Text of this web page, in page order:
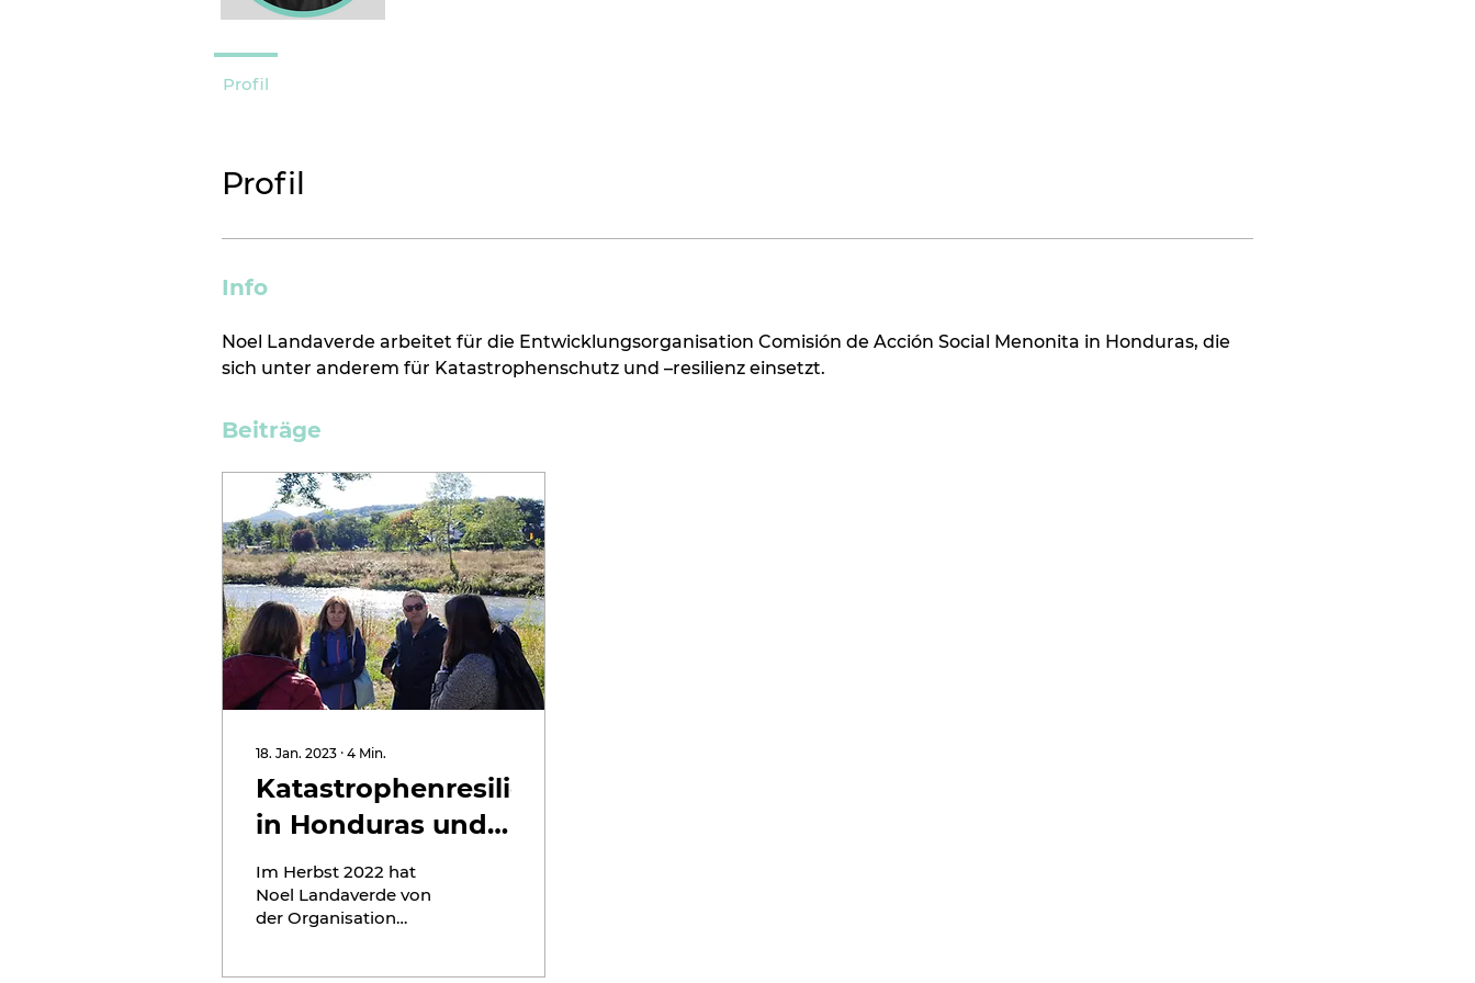
Profil
Info
Noel Landaverde arbeitet für die Entwicklungsorganisation Comisión de Acción Social Menonita in Honduras, die
sich unter anderem für Katastrophenschutz und –resilienz einsetzt.
Beiträge
18. Jan. 2023 ∙ 4 Min.
Katastrophenresilienz
in Honduras und
im Ahrtal
Im Herbst 2022 hat
Noel Landaverde von
der Organisation
Profil